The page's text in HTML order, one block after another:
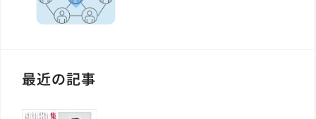
最近の記事